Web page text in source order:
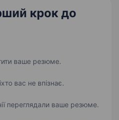
крок до
ваше резюме.
вас не впізнає.
переглядали ваше резюме.